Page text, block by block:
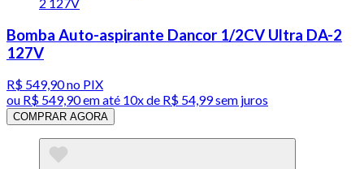
Bomba Auto-aspirante Dancor 1/2CV Ultra DA-2
127V
R$ 549,90no PIX
ou R$ 549,90em até 10x de R$ 54,99 sem juros
COMPRAR AGORA